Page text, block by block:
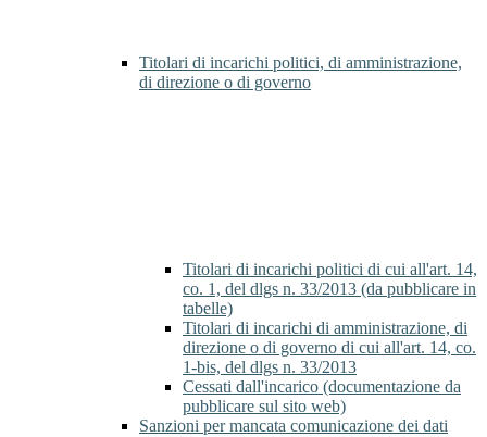
Titolari di incarichi politici, di amministrazione,
di direzione o di governo
Titolari di incarichi politici di cui all'art. 14,
co. 1, del dlgs n. 33/2013 (da pubblicare in
tabelle)
Titolari di incarichi di amministrazione, di
direzione o di governo di cui all'art. 14, co.
1-bis, del dlgs n. 33/2013
Cessati dall'incarico (documentazione da
pubblicare sul sito web)
Sanzioni per mancata comunicazione dei dati